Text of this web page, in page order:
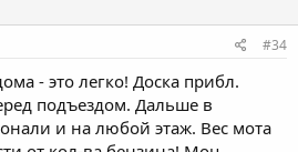
#34
- это легко! Доска прибл.
подъездом. Дальше в
и на любой этаж. Вес мота